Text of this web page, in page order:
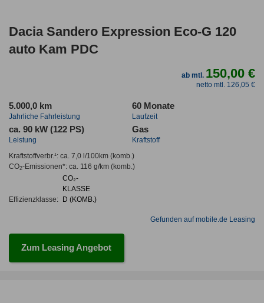
Dacia Sandero Expression Eco-G 120
auto Kam PDC
ab mtl. 150,00 €
netto mtl. 126,05 €
5.000,0 km
Jahrliche Fahrleistung
60 Monate
Laufzeit
ca. 90 kW (122 PS)
Leistung
Gas
Kraftstoff
Kraftstoffverbr.¹: ca. 7,0 l/100km(komb.)
CO2-Emissionen*: ca. 116 g/km(komb.)
Effizienzklasse:
CO₂-
KLASSE
D (KOMB.)
Gefunden auf mobile.de Leasing
Zum Leasing Angebot